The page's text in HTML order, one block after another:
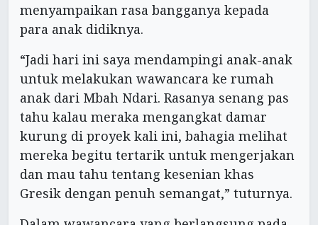
menyampaikan rasa bangganya kepada
para anak didiknya.
“Jadi hari ini saya mendampingi anak-anak
untuk melakukan wawancara ke rumah
anak dari Mbah Ndari. Rasanya senang pas
tahu kalau meraka mengangkat damar
kurung di proyek kali ini, bahagia melihat
mereka begitu tertarik untuk mengerjakan
dan mau tahu tentang kesenian khas
Gresik dengan penuh semangat,” tuturnya.